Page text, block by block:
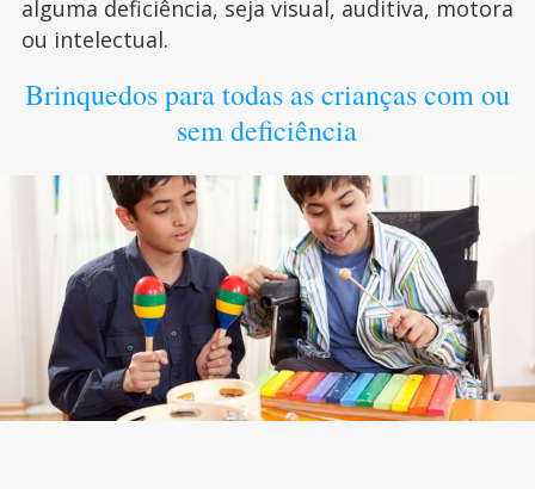
alguma deficiência, seja visual, auditiva, motora
ou intelectual.
Brinquedos para todas as crianças com ou
sem deficiência